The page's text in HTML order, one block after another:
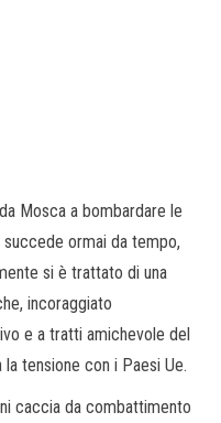
Mosca a bombardare le
ormai da tempo,
si è trattato di una
incoraggiato
e a tratti amichevole del
tensione con i Paesi Ue.
caccia da combattimento